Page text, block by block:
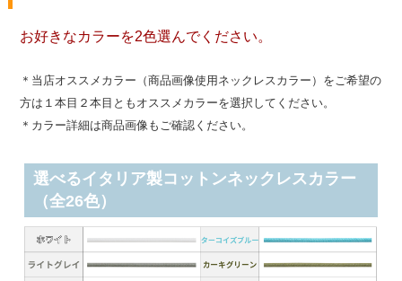
お好きなカラーを2色選んでください。
＊当店オススメカラー（商品画像使用ネックレスカラー）をご希望の
方は１本目２本目ともオススメカラーを選択してください。
＊カラー詳細は商品画像もご確認ください。
選べるイタリア製コットンネックレスカラー
（全26色）